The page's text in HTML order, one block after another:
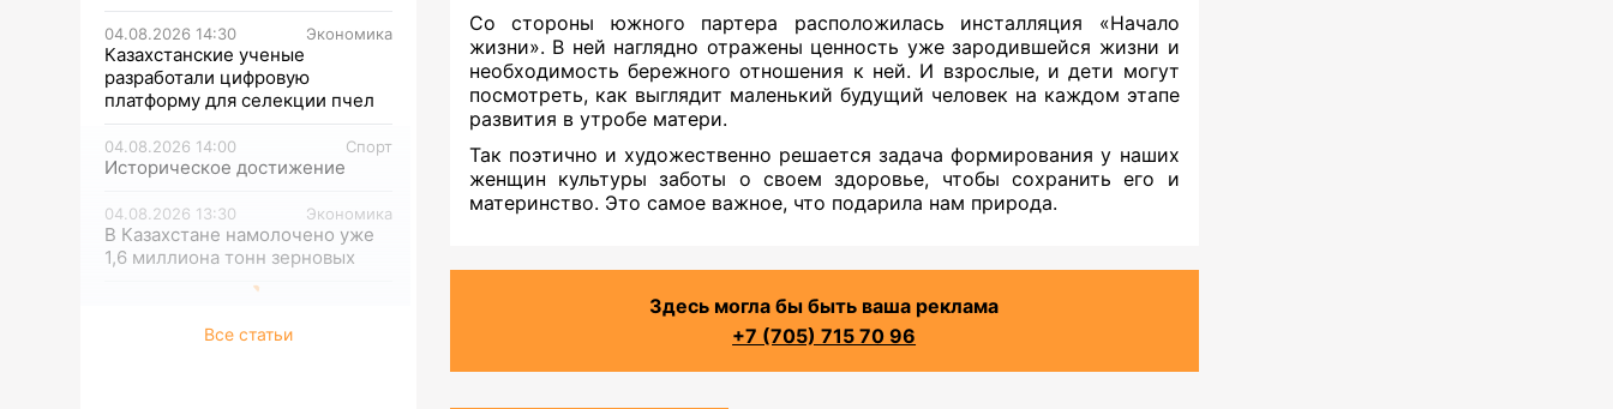
04.08.2026 14:30 Экономика
Казахстанские ученые
разработали цифровую
платформу для селекции пчел
04.08.2026 14:00 Спорт
Историческое достижение
04.08.2026 13:30 Экономика
В Казахстане намолочено уже
1,6 миллиона тонн зерновых
Все статьи
Со стороны южного партера расположилась инсталляция «Начало
жизни». В ней наглядно отражены ценность уже зародившейся жизни и
необходимость бережного отношения к ней. И взрослые, и дети могут
посмотреть, как выглядит маленький будущий человек на каждом этапе
развития в утробе матери.
Так поэтично и художественно решается задача формирования у наших
женщин культуры заботы о своем здоровье, чтобы сохранить его и
материнство. Это самое важное, что подарила нам природа.
Здесь могла бы быть ваша реклама
+7 (705) 715 70 96